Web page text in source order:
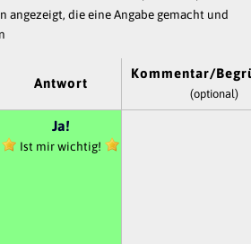
angezeigt, die eine Angabe gemacht und
Antwort
Kommentar/
(optional)
Ja!
Ist mir wichtig!